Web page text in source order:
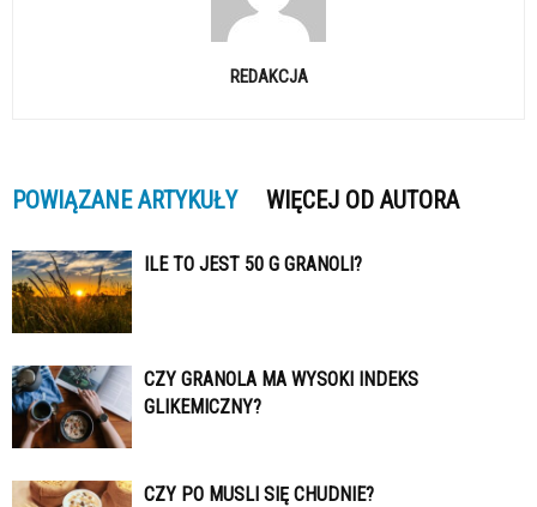
REDAKCJA
POWIĄZANE ARTYKUŁY WIĘCEJ OD AUTORA
ILE TO JEST 50 G GRANOLI?
CZY GRANOLA MA WYSOKI INDEKS
GLIKEMICZNY?
CZY PO MUSLI SIĘ CHUDNIE?